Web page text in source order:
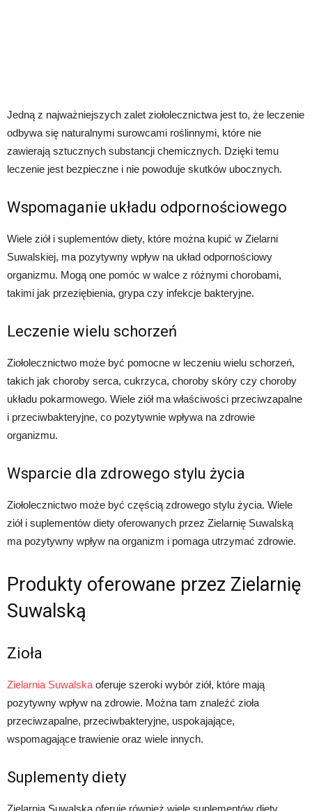
Jedną z najważniejszych zalet ziołolecznictwa jest to, że leczenie
odbywa się naturalnymi surowcami roślinnymi, które nie
zawierają sztucznych substancji chemicznych. Dzięki temu
leczenie jest bezpieczne i nie powoduje skutków ubocznych.
Wspomaganie układu odpornościowego
Wiele ziół i suplementów diety, które można kupić w Zielarni
Suwalskiej, ma pozytywny wpływ na układ odpornościowy
organizmu. Mogą one pomóc w walce z różnymi chorobami,
takimi jak przeziębienia, grypa czy infekcje bakteryjne.
Leczenie wielu schorzeń
Ziołolecznictwo może być pomocne w leczeniu wielu schorzeń,
takich jak choroby serca, cukrzyca, choroby skóry czy choroby
układu pokarmowego. Wiele ziół ma właściwości przeciwzapalne
i przeciwbakteryjne, co pozytywnie wpływa na zdrowie
organizmu.
Wsparcie dla zdrowego stylu życia
Ziołolecznictwo może być częścią zdrowego stylu życia. Wiele
ziół i suplementów diety oferowanych przez Zielarnię Suwalską
ma pozytywny wpływ na organizm i pomaga utrzymać zdrowie.
Produkty oferowane przez Zielarnię
Suwalską
Zioła
Zielarnia Suwalska oferuje szeroki wybór ziół, które mają
pozytywny wpływ na zdrowie. Można tam znaleźć zioła
przeciwzapalne, przeciwbakteryjne, uspokajające,
wspomagające trawienie oraz wiele innych.
Suplementy diety